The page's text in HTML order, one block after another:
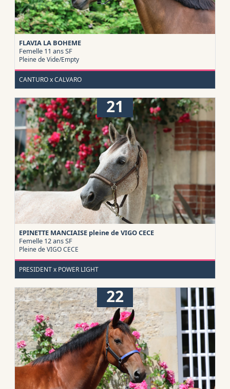
FLAVIA LA BOHEME
Femelle 11 ansSF
Pleine de Vide/Empty
CANTURO x CALVARO
21
EPINETTE MANCIAISE pleine de VIGO CECE
Femelle 12 ansSF
Pleine de VIGO CECE
PRESIDENT x POWER LIGHT
22